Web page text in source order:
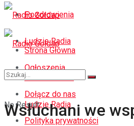
Pozdrowienia
Ludzie Radia
Ogłoszenia
Dołącz do nas
Polityka prywatności
Strona Główna
Pozdrowienia
Ludzie Radia
No Result
Wsłuchani we